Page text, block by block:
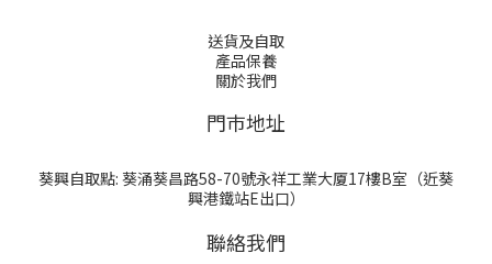
送貨及自取
產品保養
關於我們
門巿地址
葵興自取點: 葵涌葵昌路58-70號永祥工業大厦17樓B室（近葵
興港鐵站E出口）
聯絡我們